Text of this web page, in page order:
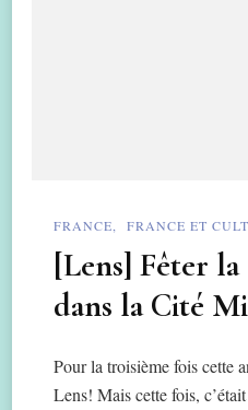
FRANCE FRANCE ET
[Lens] Fêter
dans la Cité
Pour la troisième fois cette
Lens! Mais cette fois,